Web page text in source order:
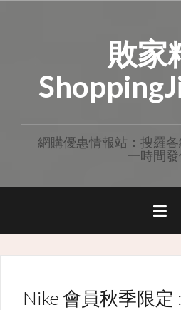
敗家
網購優惠情報站：搜羅
一時間
Nike 會員秋季限定